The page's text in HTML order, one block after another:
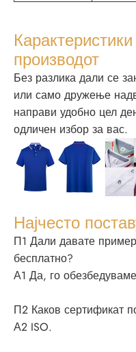
производот
Без разлика дали се
или само дружење
направи удобно цел
одличен избор за вас.
Најчесто
П1 Дали давате
бесплатно?
А1 Да, го
П2 Каков сертификат
А2 ISO.